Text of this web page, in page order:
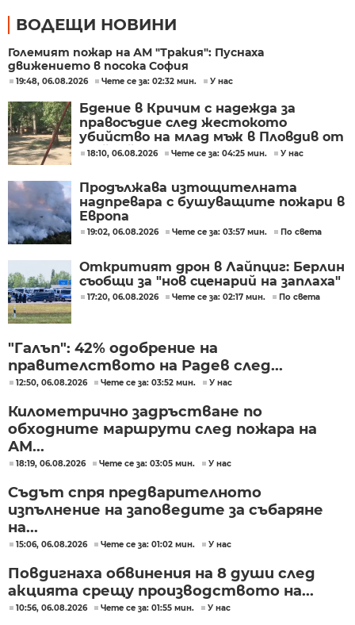
ВОДЕЩИ НОВИНИ
Големият пожар на АМ "Тракия": Пуснаха
движението в посока София
19:48, 06.08.2026 Чете се за: 02:32 мин. У нас
Бдение в Кричим с надежда за
правосъдие след жестокото
убийство на млад мъж в Пловдив от
тийнейджъри
18:10, 06.08.2026 Чете се за: 04:25 мин. У нас
Продължава изтощителната
надпревара с бушуващите пожари в
Европа
19:02, 06.08.2026 Чете се за: 03:57 мин. По света
Откритият дрон в Лайпциг: Берлин
съобщи за "нов сценарий на заплаха"
17:20, 06.08.2026 Чете се за: 02:17 мин. По света
"Галъп": 42% одобрение на
правителството на Радев след...
12:50, 06.08.2026 Чете се за: 03:52 мин. У нас
Километрично задръстване по
обходните маршрути след пожара на
АМ...
18:19, 06.08.2026 Чете се за: 03:05 мин. У нас
Съдът спря предварителното
изпълнение на заповедите за събаряне
на...
15:06, 06.08.2026 Чете се за: 01:02 мин. У нас
Повдигнаха обвинения на 8 души след
акцията срещу производството на...
10:56, 06.08.2026 Чете се за: 01:55 мин. У нас